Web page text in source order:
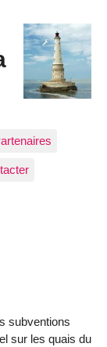
subventions
sur les quais du